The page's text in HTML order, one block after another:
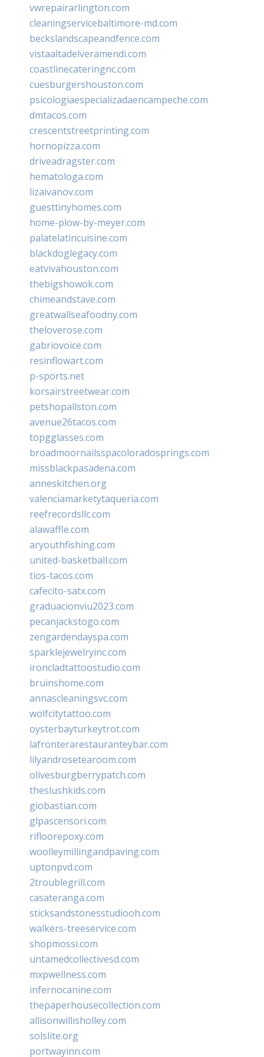
vwrepairarlington.com
cleaningservicebaltimore-md.com
beckslandscapeandfence.com
vistaaltadelveramendi.com
coastlinecateringnc.com
cuesburgershouston.com
psicologiaespecializadaencampeche.com
dmtacos.com
crescentstreetprinting.com
hornopizza.com
driveadragster.com
hematologa.com
lizaivanov.com
guesttinyhomes.com
home-plow-by-meyer.com
palatelatincuisine.com
blackdoglegacy.com
eatvivahouston.com
thebigshowok.com
chimeandstave.com
greatwallseafoodny.com
theloverose.com
gabriovoice.com
resinflowart.com
p-sports.net
korsairstreetwear.com
petshopallston.com
avenue26tacos.com
topgglasses.com
broadmoornailsspacoloradosprings.com
missblackpasadena.com
anneskitchen.org
valenciamarketytaqueria.com
reefrecordsllc.com
alawaffle.com
aryouthfishing.com
united-basketball.com
tios-tacos.com
cafecito-satx.com
graduacionviu2023.com
pecanjackstogo.com
zengardendayspa.com
sparklejewelryinc.com
ironcladtattoostudio.com
bruinshome.com
annascleaningsvc.com
wolfcitytattoo.com
oysterbayturkeytrot.com
lafronterarestauranteybar.com
lilyandrosetearoom.com
olivesburgberrypatch.com
theslushkids.com
giobastian.com
glpascensori.com
rifloorepoxy.com
woolleymillingandpaving.com
uptonpvd.com
2troublegrill.com
casateranga.com
sticksandstonesstudiooh.com
walkers-treeservice.com
shopmossi.com
untamedcollectivesd.com
mxpwellness.com
infernocanine.com
thepaperhousecollection.com
allisonwillisholley.com
solslite.org
portwayinn.com